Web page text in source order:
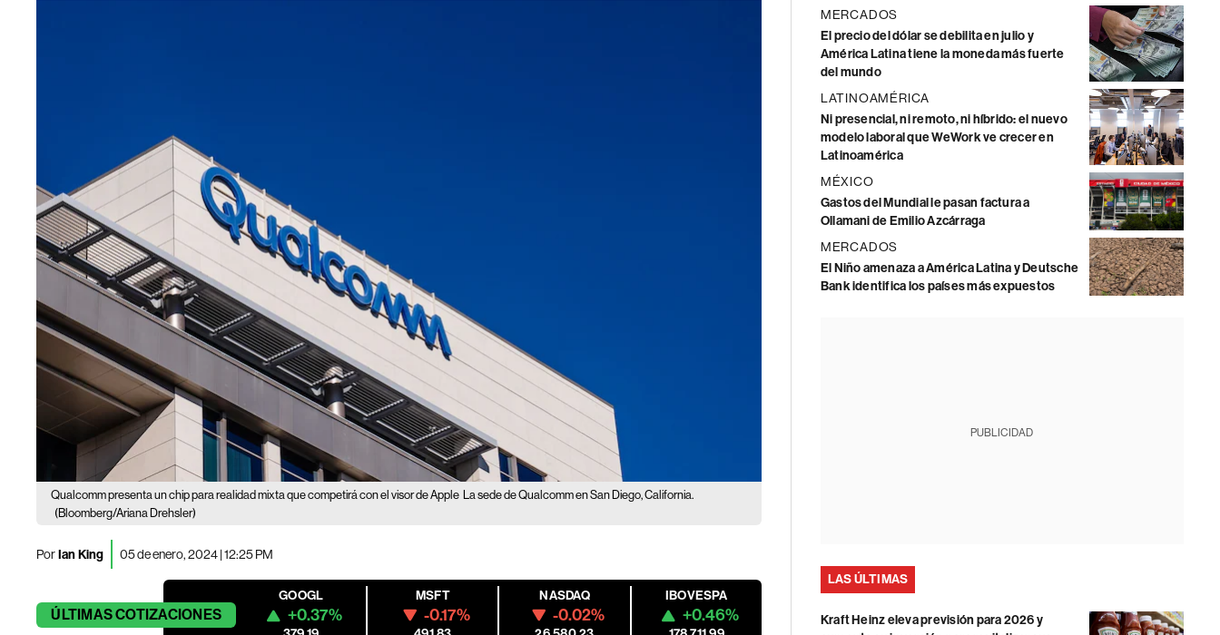
Qualcomm presenta un chip para realidad mixta que competirá con el visor de Apple La sede de Qualcomm en San Diego, California.
(Bloomberg/Ariana Drehsler)
PorIan King 05 de enero, 2024 | 12:25 PM
ÚLTIMASCOTIZACIONES
GOOGL
+0.37%
MSFT
-0.17%
NASDAQ
-0.02%
IBOVESPA
+0.46%
MERCADOS
El precio del dólar se debilita en julio y
América Latina tiene la moneda más fuerte
del mundo
LATINOAMÉRICA
Ni presencial, ni remoto, ni híbrido: el nuevo
modelo laboral que WeWork ve crecer en
Latinoamérica
MÉXICO
Gastos del Mundial le pasan factura a
Ollamani de Emilio Azcárraga
MERCADOS
El Niño amenaza a América Latina y Deutsche
Bank identifica los países más expuestos
PUBLICIDAD
LAS ÚLTIMAS
Kraft Heinz eleva previsión para 2026 y